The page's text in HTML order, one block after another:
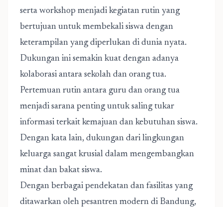
serta workshop menjadi kegiatan rutin yang
bertujuan untuk membekali siswa dengan
keterampilan yang diperlukan di dunia nyata.
Dukungan ini semakin kuat dengan adanya
kolaborasi antara sekolah dan orang tua.
Pertemuan rutin antara guru dan orang tua
menjadi sarana penting untuk saling tukar
informasi terkait kemajuan dan kebutuhan siswa.
Dengan kata lain, dukungan dari lingkungan
keluarga sangat krusial dalam mengembangkan
minat dan bakat siswa.
Dengan berbagai pendekatan dan fasilitas yang
ditawarkan oleh pesantren modern di Bandung,